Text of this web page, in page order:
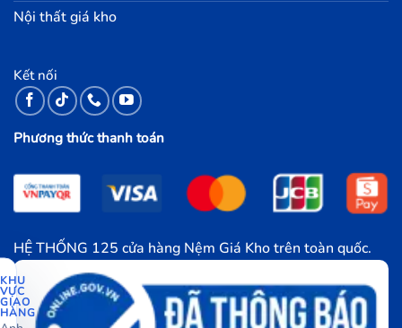
Nội thất giá kho
Kết nối
Phương thức thanh toán
HỆ THỐNG 125 cửa hàng Nệm Giá Kho trên toàn quốc.
KHU
VỰC
GIAO
HÀNG